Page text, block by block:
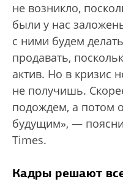
не возникло,
были у нас
с ними будем
продавать,
актив. Но в кризис
не получишь.
подождем, а потом
будущим», —
Times.
Кадры решают